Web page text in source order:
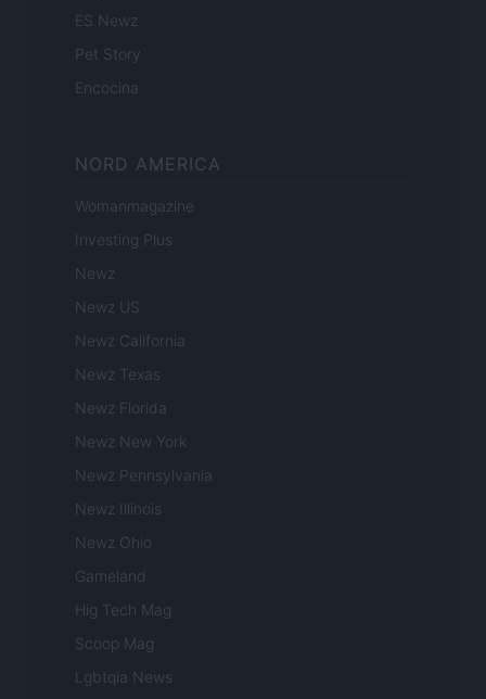
ES Newz
Pet Story
Encocina
NORD AMERICA
Womanmagazine
Investing Plus
Newz
Newz US
Newz California
Newz Texas
Newz Florida
Newz New York
Newz Pennsylvania
Newz Illinois
Newz Ohio
Gameland
Hig Tech Mag
Scoop Mag
Lgbtqia News